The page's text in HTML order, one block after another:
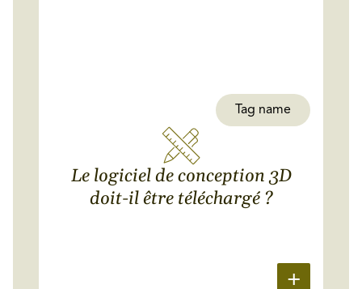
Tag name
Le logiciel de conception 3D
doit-il être téléchargé ?